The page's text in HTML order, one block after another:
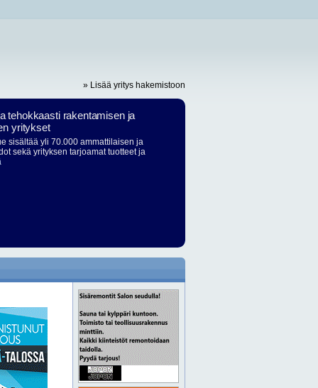
» Lisää yritys hakemistoon
tehokkaasti rakentamisen ja
yritykset
sisältää yli 70.000 ammattilaisen ja
sekä yrityksen tarjoamat tuotteet ja